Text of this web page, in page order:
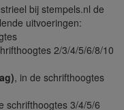
bij stempels.nl de
uitvoeringen:
2/3/4/5/6/8/10
, in de schrifthoogtes
schrifthoogtes 3/4/5/6